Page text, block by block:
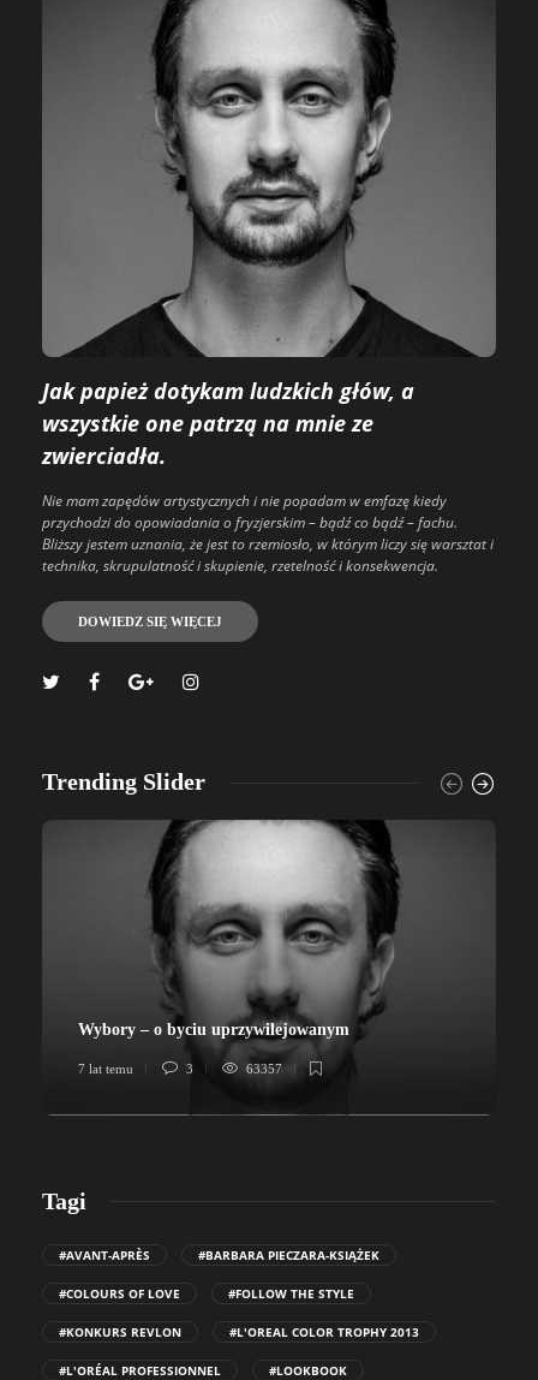
Jak papież dotykam ludzkich głów, a
wszystkie one patrzą na mnie ze
zwierciadła.
Nie mam zapędów artystycznych i nie popadam w emfazę kiedy
przychodzi do opowiadania o fryzjerskim – bądź co bądź – fachu.
Bliższy jestem uznania, że jest to rzemiosło, w którym liczy się warsztat i
technika, skrupulatność i skupienie, rzetelność i konsekwencja.
DOWIEDZ SIĘ WIĘCEJ
Trending Slider
Wybory – o byciu uprzywilejowanym
7 lat temu 3 63357
Tagi
#AVANT-APRÈS #BARBARA PIECZARA-KSIĄŻEK
#COLOURS OF LOVE #FOLLOW THE STYLE
#KONKURS REVLON #L'OREAL COLOR TROPHY 2013
#L'ORÉAL PROFESSIONNEL #LOOKBOOK